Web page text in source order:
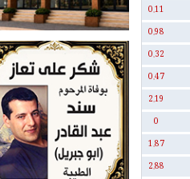
0.11
0.98
0.32
0.47
2.19
0
1.87
2.88